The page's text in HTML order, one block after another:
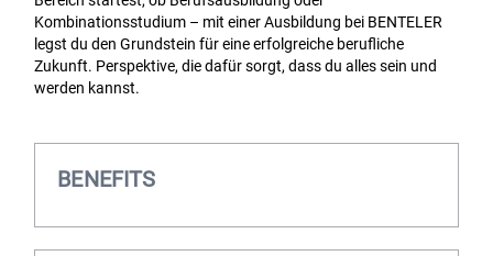
Kombinationsstudium – mit einer Ausbildung bei BENTELER
legst du den Grundstein für eine erfolgreiche berufliche
Zukunft. Perspektive, die dafür sorgt, dass du alles sein und
werden kannst.
BENEFITS